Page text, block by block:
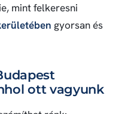
mint felkeresni
gyorsan és
ott vagyunk